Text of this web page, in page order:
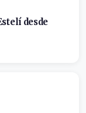
desde